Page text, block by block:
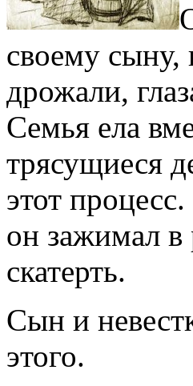
своему сыну,
дрожали,
Семья ела
трясущиеся
этот
он зажимал в
скатерть.
Сын и
этого.